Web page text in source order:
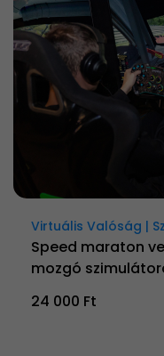
Virtuális Valóság |
Speed maraton
mozgó
24 000 Ft